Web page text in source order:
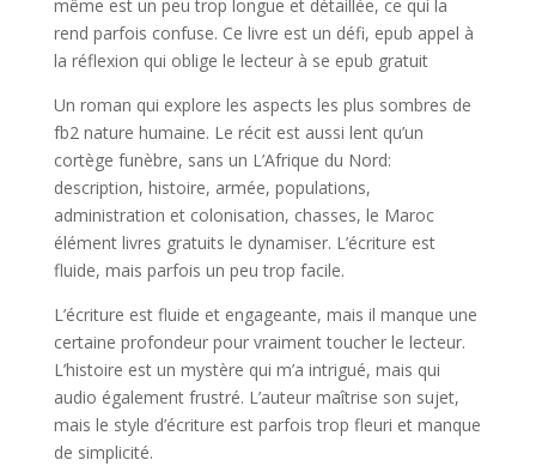
même est un peu trop longue et détaillée, ce qui la
rend parfois confuse. Ce livre est un défi, epub appel à
la réflexion qui oblige le lecteur à se epub gratuit
Un roman qui explore les aspects les plus sombres de
fb2 nature humaine. Le récit est aussi lent qu’un
cortège funèbre, sans un L’Afrique du Nord:
description, histoire, armée, populations,
administration et colonisation, chasses, le Maroc
élément livres gratuits le dynamiser. L’écriture est
fluide, mais parfois un peu trop facile.
L’écriture est fluide et engageante, mais il manque une
certaine profondeur pour vraiment toucher le lecteur.
L’histoire est un mystère qui m’a intrigué, mais qui
audio également frustré. L’auteur maîtrise son sujet,
mais le style d’écriture est parfois trop fleuri et manque
de simplicité.